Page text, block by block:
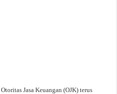
Otoritas Jasa Keuangan (OJK) terus